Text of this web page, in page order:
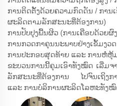
ການຕິດຕັ້ງດ້ວຍຄວາມກົດດັນ / ການ
ຜະລິດຕາມລັກສະນະທີ່ຕ້ອງການ)
ການປັບປຸງພື້ນຜິວ (ການເຄືອບດ້ວຍຜົ
ການກວດກາຄຸນນະພາບຢ່າງເຂັ້ມງວດ
ການປະກອບສຸດທ້າຍ ແລະ ການຫໍ່ຫຸ້
ຂະບວນການນີ້ຄຸມເອົາທັງໝົດ ເລີ່ມຈ
ລັກສະນະທີ່ຕ້ອງການ ໄປຈົນເຖິງກ
ແລະ ການບໍລິການຜະລິດໂລຫະທັງໝົ